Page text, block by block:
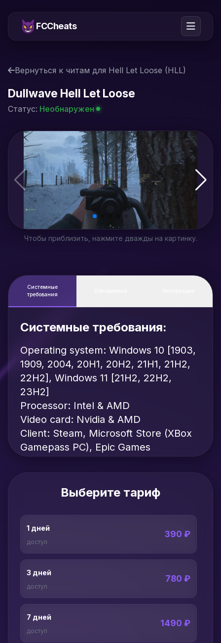
FCCheats
Вернуться к читам для Hell Let Loose (HLL)
Dullwave Hell Let Loose
Статус: Необнаружен
Чтобы приблизить, нажмите дважды на картинку.
Системные
требования
Системные требования:
Operating system: Windows 10 [1903,
1909, 2004, 20H1, 20H2, 21H1, 21H2,
22H2], Windows 11 [21H2, 22H2,
23H2]
Processor: Intel & AMD
Video card: Nvidia & AMD
Client: Steam, Microsoft Store (XBox
Gamepass PC), Epic Games
Выберите тариф
1 дней
доступ
390 ₽
3 дней
доступ
780 ₽
7 дней
доступ
1490 ₽